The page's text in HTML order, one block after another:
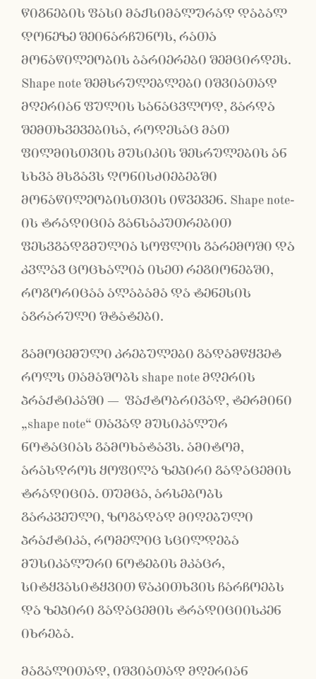
წიგნების ფასი მაქსიმალურად დაბალ
დონეზე შეინარჩუნოს, რათა
მონაწილეობის ბარიერები შემცირდეს.
Shape note შემსრულებლები იშვიათად
მღერიან ფულის სანაცვლოდ, გარდა
შემთხვევებისა, როდესაც მათ
ფილმისთვის მუსიკის შესრულების ან
სხვა მსგავს ღონისძიებებში
მონაწილეობისთვის იწვევენ. Shape note-
ის ტრადიცია განსაკუთრებით
ფესვგადგმულია სოფლის გარემოში და
კვლავ ცოცხალია ისეთ რეგიონებში,
როგორიცაა ალაბამა და ტენესის
აგრარული შტატები.
გამოცემული კრებულები გადამწყვეტ
როლს თამაშობს shape note მღერის
პრაქტიკაში − ფაქტობრივად, ტერმინი
„shape note“ თავად მუსიკალურ
ნოტაციას გამოხატავს. ამიტომ,
არასდროს ყოფილა ზეპირი გადაცემის
ტრადიცია. თუმცა, არსებობს
გარკვეული, ზოგადად მიღებული
პრაქტიკა, რომელიც სცილდება
მუსიკალური ნოტების მკაცრ,
სიტყვასიტყვით წაკითხვის ჩარჩოებს
და ზეპირი გადაცემის ტრადიციისკენ
იხრება.
მაგალითად, იშვიათად მღერიან